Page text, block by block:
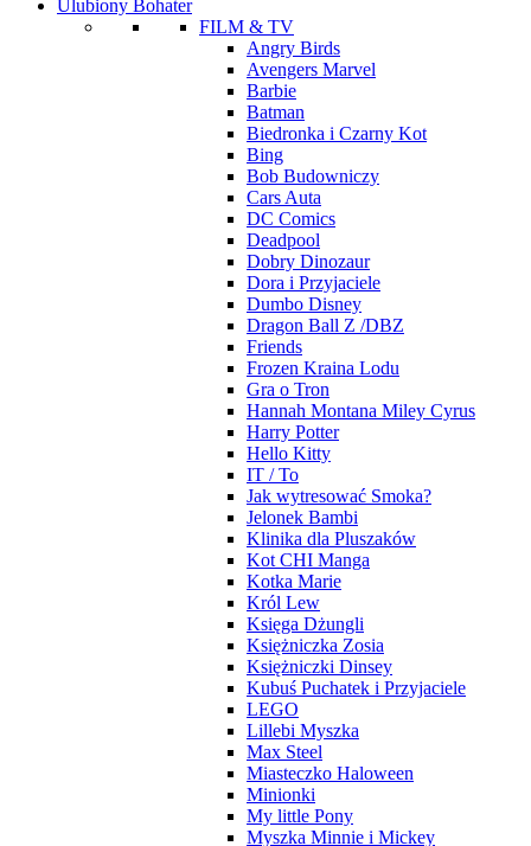
Ulubiony Bohater
FILM & TV
Angry Birds
Avengers Marvel
Barbie
Batman
Biedronka i Czarny Kot
Bing
Bob Budowniczy
Cars Auta
DC Comics
Deadpool
Dobry Dinozaur
Dora i Przyjaciele
Dumbo Disney
Dragon Ball Z /DBZ
Friends
Frozen Kraina Lodu
Gra o Tron
Hannah Montana Miley Cyrus
Harry Potter
Hello Kitty
IT / To
Jak wytresować Smoka?
Jelonek Bambi
Klinika dla Pluszaków
Kot CHI Manga
Kotka Marie
Król Lew
Księga Dżungli
Księżniczka Zosia
Księżniczki Dinsey
Kubuś Puchatek i Przyjaciele
LEGO
Lillebi Myszka
Max Steel
Miasteczko Haloween
Minionki
My little Pony
Myszka Minnie i Mickey